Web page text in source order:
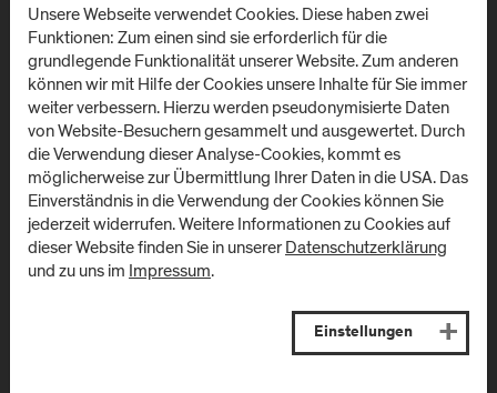
Infos aus der FH Salzburg und zu Veranstaltungen!
E-Mail Adresse:
Unsere Webseite verwendet Cookies. Diese haben zwei
Funktionen: Zum einen sind sie erforderlich für die
grundlegende Funktionalität unserer Website. Zum anderen
können wir mit Hilfe der Cookies unsere Inhalte für Sie immer
weiter verbessern. Hierzu werden pseudonymisierte Daten
von Website-Besuchern gesammelt und ausgewertet. Durch
die Verwendung dieser Analyse-Cookies, kommt es
möglicherweise zur Übermittlung Ihrer Daten in die USA. Das
Einverständnis in die Verwendung der Cookies können Sie
jederzeit widerrufen. Weitere Informationen zu Cookies auf
dieser Website finden Sie in unsererDatenschutzerklärung
und zu uns im Impressum.
Einstellungen